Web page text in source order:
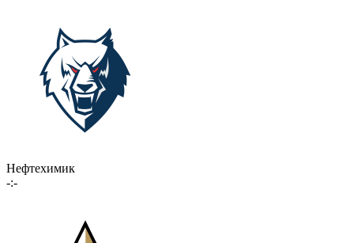
Нефтехимик
-:-